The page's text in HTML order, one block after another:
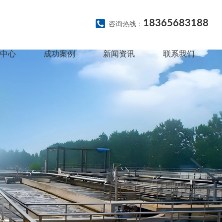
咨询热线： 18365683188
心 成功案例 新闻资讯 联系我们